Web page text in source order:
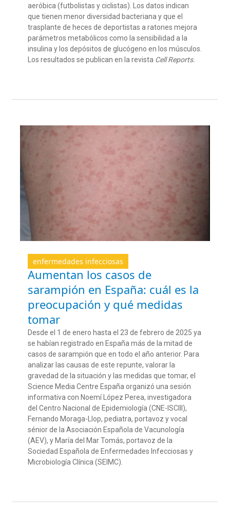
aeróbica (futbolistas y ciclistas). Los datos indican
que tienen menor diversidad bacteriana y que el
trasplante de heces de deportistas a ratones mejora
parámetros metabólicos como la sensibilidad a la
insulina y los depósitos de glucógeno en los músculos.
Los resultados se publican en la revista Cell Reports.
enfermedades infecciosas
Aumentan los casos de
sarampión en España: cuál es la
preocupación y qué medidas
tomar
Desde el 1 de enero hasta el 23 de febrero de 2025 ya
se habían registrado en España más de la mitad de
casos de sarampión que en todo el año anterior. Para
analizar las causas de este repunte, valorar la
gravedad de la situación y las medidas que tomar, el
Science Media Centre España organizó una sesión
informativa con Noemí López Perea, investigadora
del Centro Nacional de Epidemiología (CNE-ISCIII),
Fernando Moraga-Llop, pediatra, portavoz y vocal
sénior de la Asociación Española de Vacunología
(AEV), y María del Mar Tomás, portavoz de la
Sociedad Española de Enfermedades Infecciosas y
Microbiología Clínica (SEIMC).